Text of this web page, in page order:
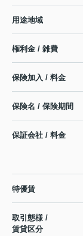
用途地域
権利金 / 雑費
保険加入 / 料金
保険名 / 保険期間
保証会社 / 料金
特優賃
取引態様 /
賃貸区分